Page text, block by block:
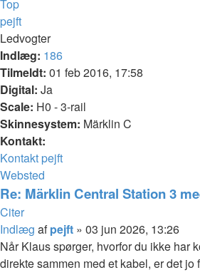
Top
pejft
Ledvogter
Indlæg: 186
Tilmeldt: 01 feb 2016, 17:58
Digital: Ja
Scale: H0 - 3-rail
Skinnesystem: Märklin C
Kontakt:
Kontakt pejft
Websted
Re: Märklin Central Station 3
Citer
Indlæg afpejft » 03 jun 2026, 13:26
Når Klaus spørger, hvorfor du ikke har
direkte sammen med et kabel, er det jo